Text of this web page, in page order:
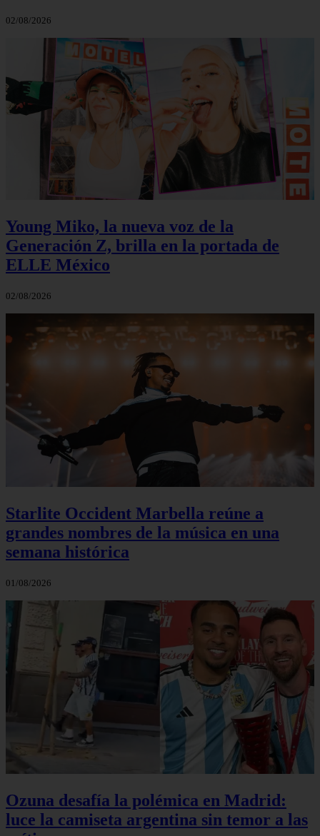
02/08/2026
Young Miko, la nueva voz de la
Generación Z, brilla en la portada de
ELLE México
02/08/2026
Starlite Occident Marbella reúne a
grandes nombres de la música en una
semana histórica
01/08/2026
Ozuna desafía la polémica en Madrid:
luce la camiseta argentina sin temor a las